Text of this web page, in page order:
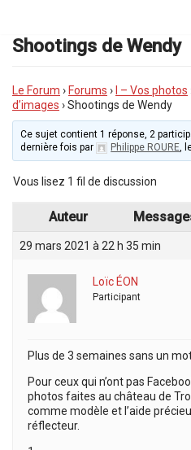
au
contenu
Shootings de Wendy
Le Forum › Forums › I – Vos photos
d’images ›Shootings de Wendy
Ce sujet contient 1 réponse, 2
dernière fois par
Philippe ROURE,
Vous lisez 1 fil de discussion
Auteur
29 mars 2021 à 22 h 35 min
Loïc ÉON
Participant
Plus de 3 semaines sans un
Pour ceux qui n’ont pas
photos faites au château de
comme modèle et l’aide
réflecteur.